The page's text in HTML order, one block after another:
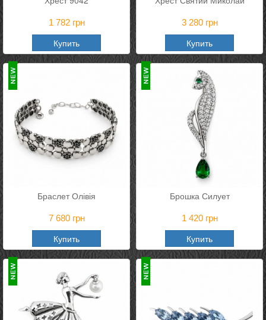
1 782грн
Купить
3 280грн
Купить
Браслет Олівія
7 680грн
Купить
Брошка Силует
1 420грн
Купить